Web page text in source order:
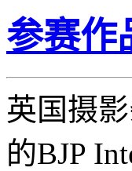
参赛作
英国摄
的BJP